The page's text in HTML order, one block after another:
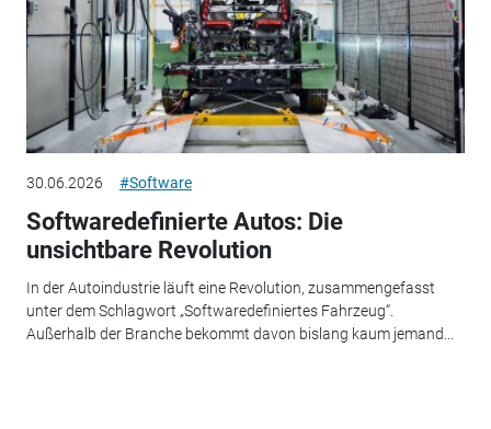
30.06.2026 #Software
Softwaredefinierte Autos: Die
unsichtbare Revolution
In der Autoindustrie läuft eine Revolution, zusammengefasst
unter dem Schlagwort „Softwaredefiniertes Fahrzeug“.
Außerhalb der Branche bekommt davon bislang kaum jemand...